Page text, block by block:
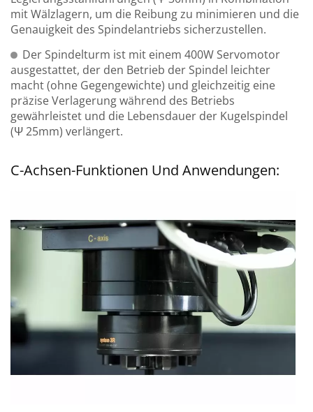
mit Wälzlagern, um die Reibung zu minimieren und die
Genauigkeit des Spindelantriebs sicherzustellen.
Der Spindelturm ist mit einem 400W Servomotor
ausgestattet, der den Betrieb der Spindel leichter
macht (ohne Gegengewichte) und gleichzeitig eine
präzise Verlagerung während des Betriebs
gewährleistet und die Lebensdauer der Kugelspindel
(Ψ 25mm) verlängert.
C-Achsen-Funktionen Und Anwendungen: